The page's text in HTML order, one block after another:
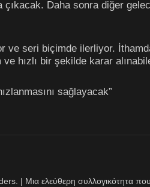
Daha sonra diğer
ve seri biçimde ilerliyor.
hızlı bir şekilde karar
sağlayacak”
| Μια ελεύθερη συλλογικότητα